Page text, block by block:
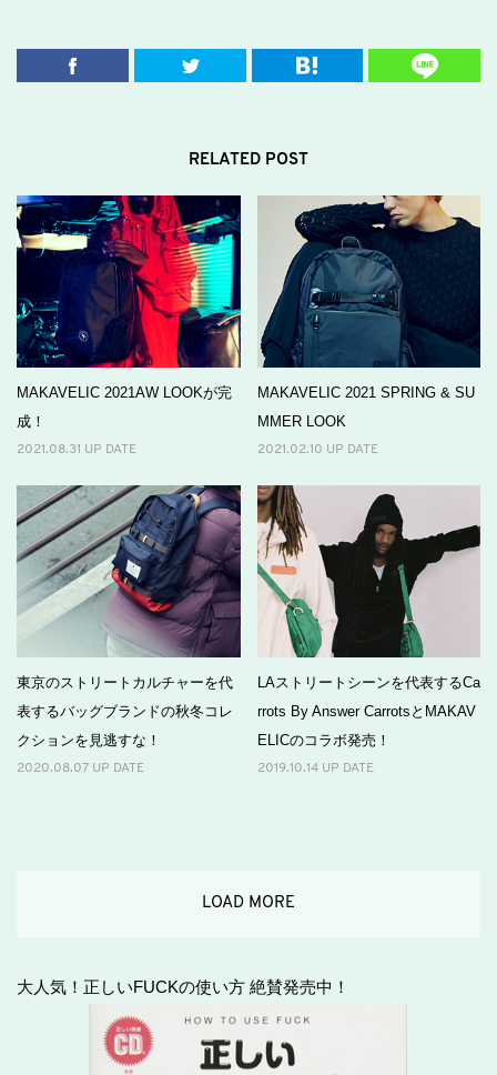
RELATED POST
MAKAVELIC 2021AW LOOKが完
成！
2021.08.31 UP DATE
MAKAVELIC 2021 SPRING & SU
MMER LOOK
2021.02.10 UP DATE
東京のストリートカルチャーを代
表するバッグブランドの秋冬コレ
クションを見逃すな！
2020.08.07 UP DATE
LAストリートシーンを代表するCa
rrots By Answer CarrotsとMAKAV
ELICのコラボ発売！
2019.10.14 UP DATE
LOAD MORE
大人気！正しいFUCKの使い方 絶賛発売中！